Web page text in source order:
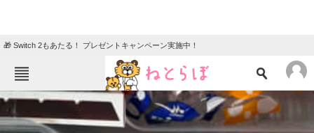
🎁 Switch 2もあたる！ プレゼントキャンペーン実施中！
ねとらぼメニュー
TOP ニュース